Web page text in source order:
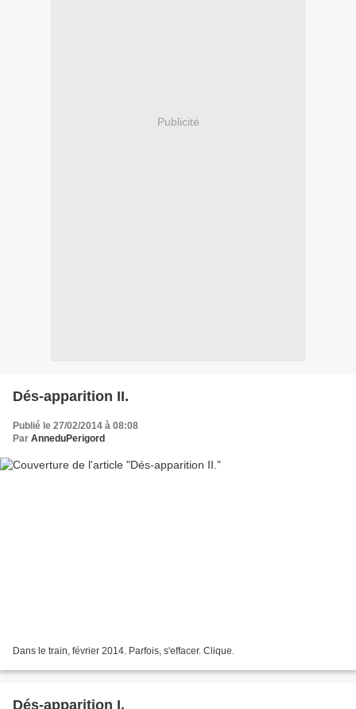
Publicité
Dés-apparition II.
Publié le 27/02/2014 à 08:08
Par AnneduPerigord
Dans le train, février 2014. Parfois, s'effacer. Clique.
Dés-apparition I.